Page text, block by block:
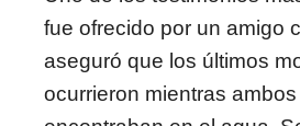
fue ofrecido por un amigo
aseguró que los últimos
ocurrieron mientras